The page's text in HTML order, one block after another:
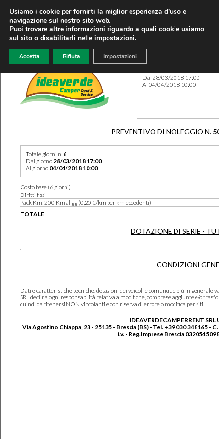
Dal 28/03/2018 17:00
Al 04/04/2018 10:00
PREVENTIVO DI NOLEGGIO N.
Totale giorni n. 6
Dal giorno28/03/2018 17:00
Al giorno 04/04/2018 10:00
Costo base (6 giorni)
Diritti fissi
Pack Km: 200 Km al gg (0,20 €/km per km eccedenti)
TOTALE
DOTAZIONE DI SERIE -
.
CONDIZIONI
Dati e caratteristiche tecniche, dotazioni dei veicoli e comunque più in generale
SRL declina ogni responsabilità relativa a modifiche, comprese aggiunte e/o
quindi da ritenersi NON vincolanti e con riserva di errore o modifica per siti.
IDEAVERDECAMPERRENT SRL
Via Agostino Chiappa, 23 - 25135 - Brescia (BS) - Tel. +39 030 348165 -
i.v. - Reg.Imprese Brescia
Usiamo i cookie per fornirti la miglior esperienza d'uso e
navigazione sul nostro sito web.
Puoi trovare altre informazioni riguardo a quali cookie usiamo
sul sito o disabilitarli nelle impostazioni.
Accetta Rifiuta Impostazioni